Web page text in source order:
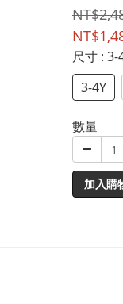
尺寸 : 3-
3-4Y
數量
加入購